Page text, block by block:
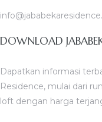
DOWNLOAD
Dapatkan informasi
Residence, mulai dari
loft dengan harga